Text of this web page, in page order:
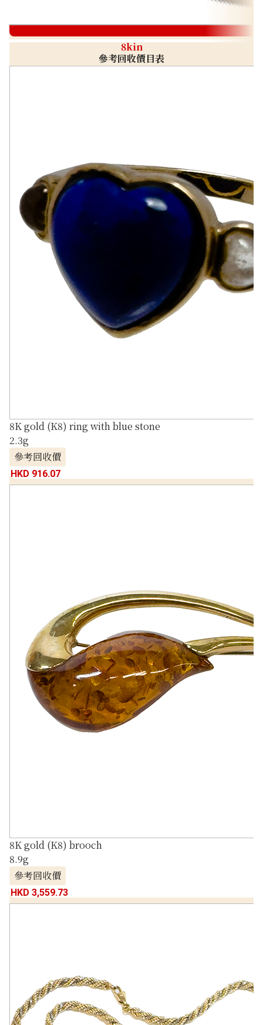
8kin
參考回收價目表
8K gold (K8) ring with blue stone
2.3g
參考回收價
HKD 916.07
8K gold (K8) brooch
8.9g
參考回收價
HKD 3,559.73